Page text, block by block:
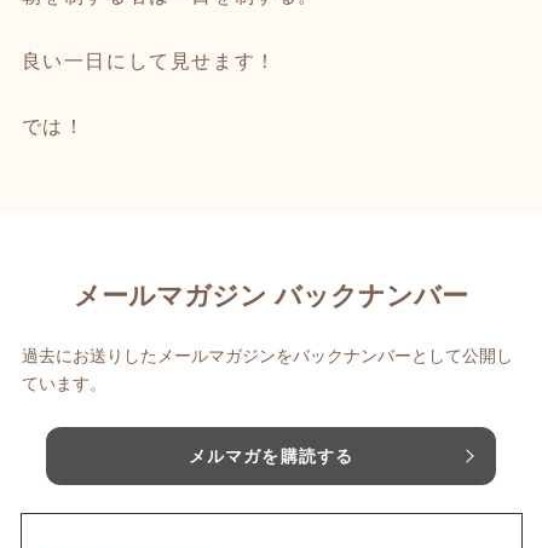
良い一日にして見せます！
では！
メールマガジン バックナンバー
過去にお送りしたメールマガジンをバックナンバーとして公開し
ています。
メルマガを購読する